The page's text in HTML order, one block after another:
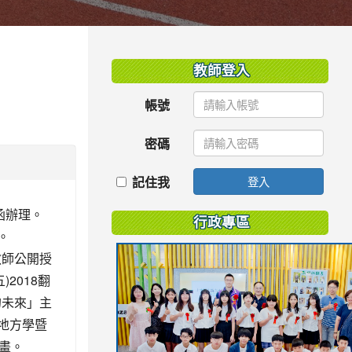
理。
公開授
)2018翻
來」主
方學暨
。
教師登入
帳號
密碼
記住我 登入
行政專區